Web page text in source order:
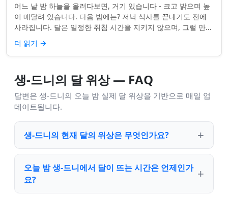
어느 날 밤 하늘을 올려다보면, 거기 있습니다 - 크고 밝으며 높
이 매달려 있습니다. 다음 밤에는? 저녁 식사를 끝내기도 전에
사라집니다. 달은 일정한 취침 시간을 지키지 않으며, 그럴 만한
좋은 이유가 있습니다. ...
더 읽기 →
생-드니의 달 위상 — FAQ
답변은 생-드니의 오늘 밤 실제 달 위상을 기반으로 매일 업
데이트됩니다.
생-드니의 현재 달의 위상은 무엇인가요?
오늘 밤 생-드니에서 달이 뜨는 시간은 언제인가
요?